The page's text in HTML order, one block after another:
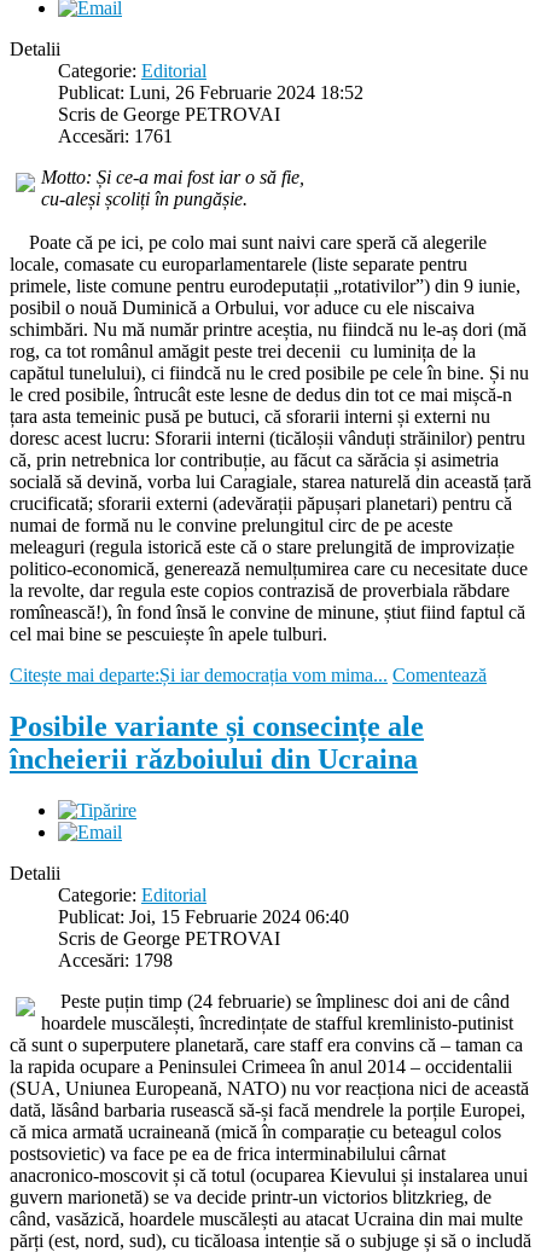
Detalii
Categorie: Editorial
Publicat: Luni, 26 Februarie 2024 18:52
Scris de George PETROVAI
Accesări: 1761
Motto: Și ce-a mai fost iar o să fie,
cu-aleși școliți în pungășie.
Poate că pe ici, pe colo mai sunt naivi care speră că alegerile
locale, comasate cu europarlamentarele (liste separate pentru
primele, liste comune pentru eurodeputații „rotativilor”) din 9 iunie,
posibil o nouă Duminică a Orbului, vor aduce cu ele niscaiva
schimbări. Nu mă număr printre aceștia, nu fiindcă nu le-aș dori (mă
rog, ca tot românul amăgit peste trei decenii cu luminița de la
capătul tunelului), ci fiindcă nu le cred posibile pe cele în bine. Și nu
le cred posibile, întrucât este lesne de dedus din tot ce mai mișcă-n
țara asta temeinic pusă pe butuci, că sforarii interni și externi nu
doresc acest lucru: Sforarii interni (ticăloșii vânduți străinilor) pentru
că, prin netrebnica lor contribuție, au făcut ca sărăcia și asimetria
socială să devină, vorba lui Caragiale, starea naturelă din această țară
crucificată; sforarii externi (adevărații păpușari planetari) pentru că
numai de formă nu le convine prelungitul circ de pe aceste
meleaguri (regula istorică este că o stare prelungită de improvizație
politico-economică, generează nemulțumirea care cu necesitate duce
la revolte, dar regula este copios contrazisă de proverbiala răbdare
romînească!), în fond însă le convine de minune, știut fiind faptul că
cel mai bine se pescuiește în apele tulburi.
Citește mai departe:Și iar democrația vom mima... Comentează
Posibile variante și consecințe ale
încheierii războiului din Ucraina
Detalii
Categorie: Editorial
Publicat: Joi, 15 Februarie 2024 06:40
Scris de George PETROVAI
Accesări: 1798
Peste puțin timp (24 februarie) se împlinesc doi ani de când
hoardele muscălești, încredințate de stafful kremlinisto-putinist
că sunt o superputere planetară, care staff era convins că – taman ca
la rapida ocupare a Peninsulei Crimeea în anul 2014 – occidentalii
(SUA, Uniunea Europeană, NATO) nu vor reacționa nici de această
dată, lăsând barbaria rusească să-și facă mendrele la porțile Europei,
că mica armată ucraineană (mică în comparație cu beteagul colos
postsovietic) va face pe ea de frica interminabilului cârnat
anacronico-moscovit și că totul (ocuparea Kievului și instalarea unui
guvern marionetă) se va decide printr-un victorios blitzkrieg, de
când, vasăzică, hoardele muscălești au atacat Ucraina din mai multe
părți (est, nord, sud), cu ticăloasa intenție să o subjuge și să o includă